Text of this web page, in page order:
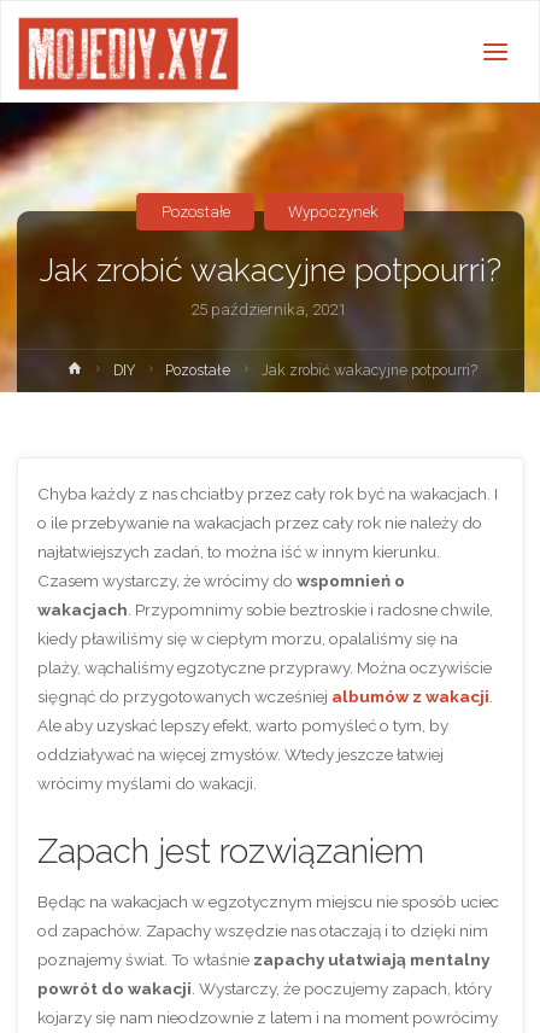
Jak zrobić wakacyjne potpourri?
25 października, 2021
Pozostałe Wypoczynek
Strona
główna
DIY Pozostałe Jak zrobić wakacyjne potpourri?
Chyba każdy z nas chciałby przez cały rok być na wakacjach. I
o ile przebywanie na wakacjach przez cały rok nie należy do
najłatwiejszych zadań, to można iść w innym kierunku.
Czasem wystarczy, że wrócimy dowspomnień o
wakacjach . Przypomnimy sobie beztroskie i radosne chwile,
kiedy pławiliśmy się w ciepłym morzu, opalaliśmy się na
plaży, wąchaliśmy egzotyczne przyprawy. Można oczywiście
sięgnąć do przygotowanych wcześniej albumów z wakacji
Ale aby uzyskać lepszy efekt, warto pomyśleć o tym, by
oddziaływać na więcej zmysłów. Wtedy jeszcze łatwiej
wrócimy myślami do wakacji.
Zapach jest rozwiązaniem
Będąc na wakacjach w egzotycznym miejscu nie sposób uciec
od zapachów. Zapachy wszędzie nas otaczają i to dzięki nim
poznajemy świat. To właśnie zapachy ułatwiają mentalny
powrót do wakacji. Wystarczy, że poczujemy zapach, który
kojarzy się nam nieodzownie z latem i na moment powrócimy